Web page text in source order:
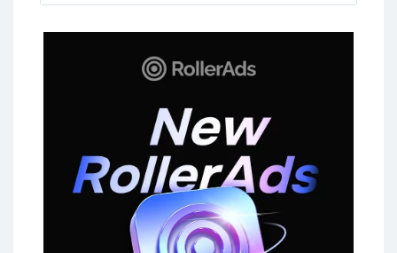
6,4 бакса за целевой звонок от 1,5